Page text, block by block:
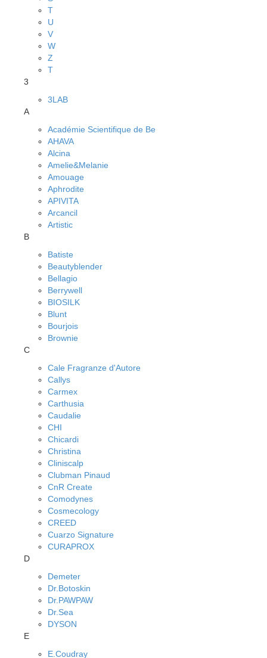
T
U
V
W
Z
Т
3
3LAB
A
Académie Scientifique de Be
AHAVA
Alcina
Amelie&Melanie
Amouage
Aphrodite
APIVITA
Arcancil
Artistic
B
Batiste
Beautyblender
Bellagio
Berrywell
BIOSILK
Blunt
Bourjois
Brownie
C
Cale Fragranze d'Autore
Callys
Carmex
Carthusia
Caudalie
CHI
Chicardi
Christina
Cliniscalp
Clubman Pinaud
CnR Create
Comodynes
Cosmecology
CREED
Cuarzo Signature
CURAPROX
D
Demeter
Dr.Botoskin
Dr.PAWPAW
Dr.Sea
DYSON
E
E.Coudray